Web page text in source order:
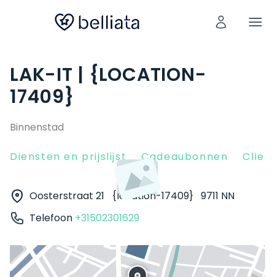
LAK-IT | {LOCATION-
17409}
Binnenstad
Diensten en prijslijst Cadeaubonnen
Oosterstraat 21 {location-17409} 9711 NN
Telefoon +31502301629